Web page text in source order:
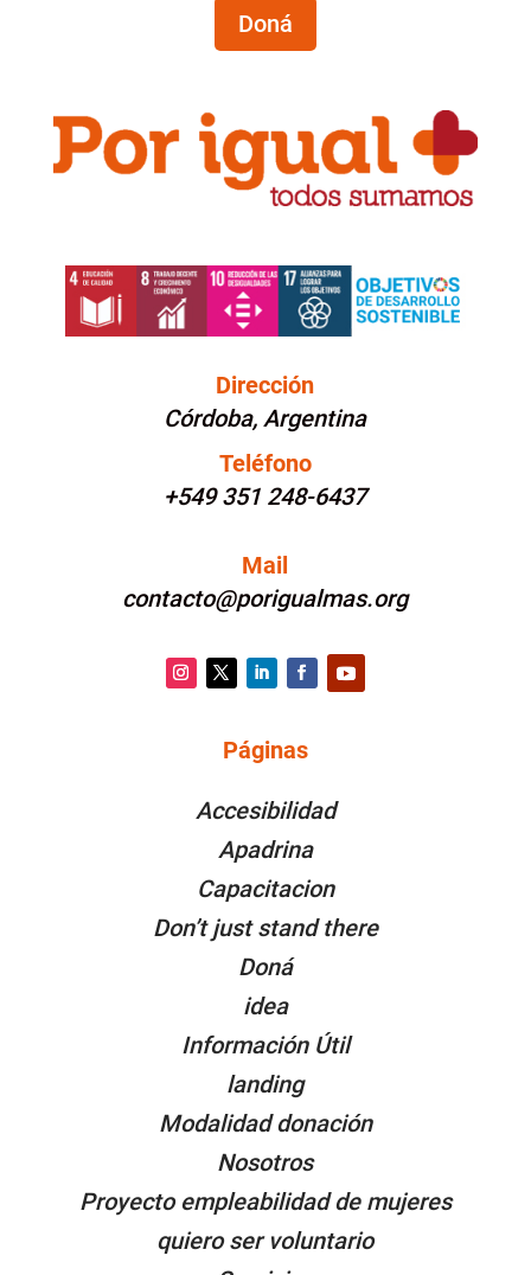
Doná
Dirección
Córdoba, Argentina
Teléfono
+549 351 248-6437
Mail
contacto@porigualmas.org
Facebook
Páginas
Accesibilidad
Apadrina
Capacitacion
Don’t just stand there
Doná
idea
Información Útil
landing
Modalidad donación
Nosotros
Proyecto empleabilidad de mujeres
quiero ser voluntario